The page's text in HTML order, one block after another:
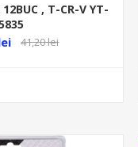
12BUC , T-CR-V YT-
41,20 lei